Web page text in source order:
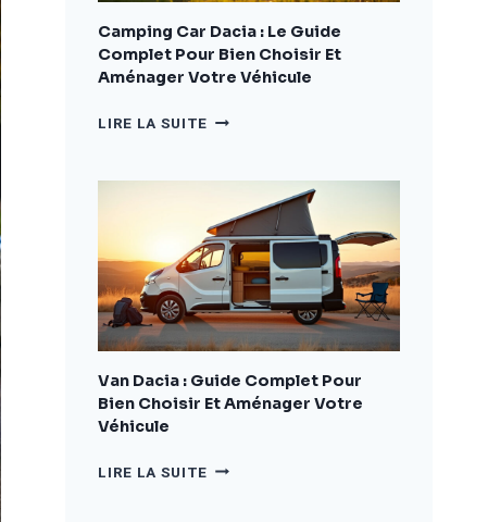
Camping Car Dacia : Le Guide
Complet Pour Bien Choisir Et
Aménager Votre Véhicule
LIRE LA SUITECAMPING
:
GUIDE
COMPLET
POUR
BIEN
CHOISIR
ET
AMÉNAGER
VOTRE
VÉHICULE
Van Dacia : Guide Complet Pour
Bien Choisir Et Aménager Votre
Véhicule
LIRE LA SUITEVAN